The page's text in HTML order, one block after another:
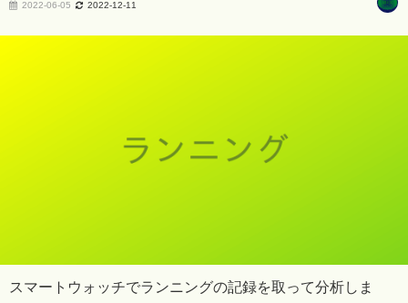
2022-06-05 2022-12-11
スマートウォッチでランニングの記録を取って分析しま